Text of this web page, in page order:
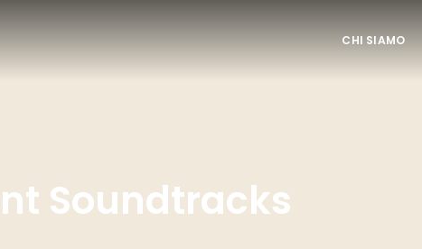
CHI SIAMO
Soundtracks